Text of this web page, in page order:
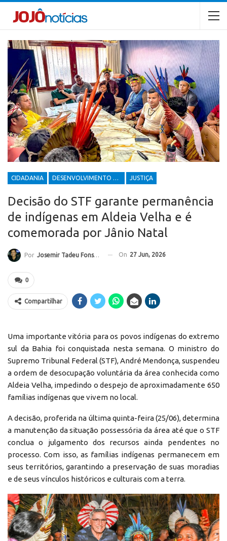
CIDADANIA DESENVOLVIMENTO ECONÔMICO E SOCIAL JUSTIÇA
Decisão do STF garante permanência
de indígenas em Aldeia Velha e é
comemorada por Jânio Natal
Por Josemir Tadeu Fonseca On 27 Jun, 2026
0
Compartilhar
Uma importante vitória para os povos indígenas do extremo
sul da Bahia foi conquistada nesta semana. O ministro do
Supremo Tribunal Federal (STF), André Mendonça, suspendeu
a ordem de desocupação voluntária da área conhecida como
Aldeia Velha, impedindo o despejo de aproximadamente 650
famílias indígenas que vivem no local.
A decisão, proferida na última quinta-feira (25/06), determina
a manutenção da situação possessória da área até que o STF
conclua o julgamento dos recursos ainda pendentes no
processo. Com isso, as famílias indígenas permanecem em
seus territórios, garantindo a preservação de suas moradias
e de seus vínculos históricos e culturais com a terra.